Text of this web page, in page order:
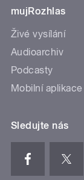
mujRozhlas
Živé vysílání
Audioarchiv
Podcasty
Mobilní aplikace
Sledujte nás